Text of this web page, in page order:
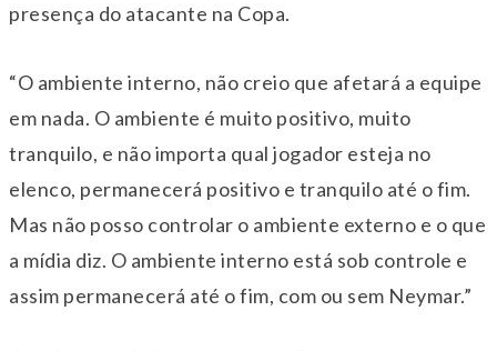
presença do atacante na Copa.
“O ambiente interno, não creio que afetará a equipe
em nada. O ambiente é muito positivo, muito
tranquilo, e não importa qual jogador esteja no
elenco, permanecerá positivo e tranquilo até o fim.
Mas não posso controlar o ambiente externo e o que
a mídia diz. O ambiente interno está sob controle e
assim permanecerá até o fim, com ou sem Neymar.”